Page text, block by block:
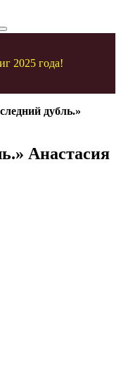
2025 года!
дубль.»
Анастасия